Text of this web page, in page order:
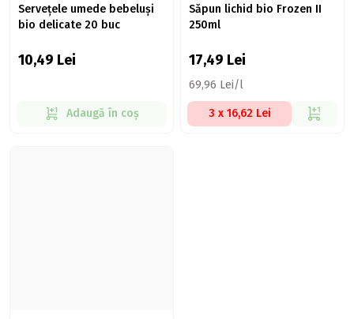
Servețele umede bebeluși
bio delicate 20 buc
10,49 Lei
Adaugă în coș
Săpun lichid bio Frozen II
250ml
17,49 Lei
69,96 Lei/l
3 x 16,62 Lei